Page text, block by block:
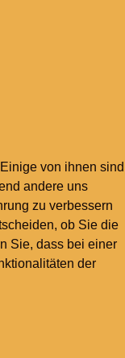
von ihnen sind
andere uns
zu verbessern
ob Sie die
Sie, dass bei einer
der